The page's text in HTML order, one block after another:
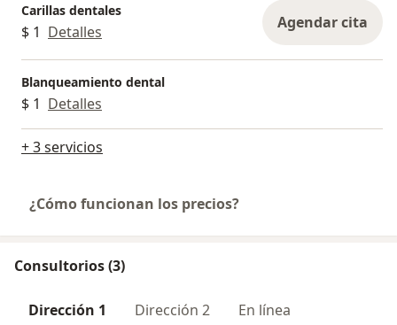
Carillas dentales
$ 1 Detalles Agendar cita
Blanqueamiento dental
$ 1 Detalles
+ 3 servicios
¿Cómo funcionan los precios?
Consultorios (3)
Dirección 1 Dirección 2 En línea